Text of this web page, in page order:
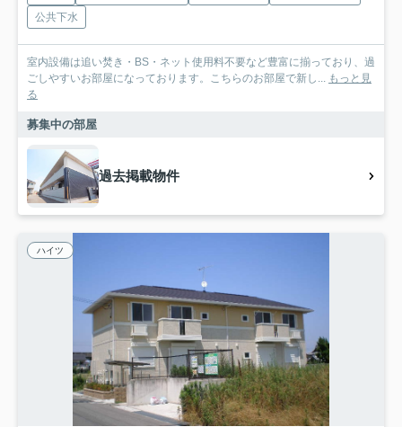
公共下水
室内設備は追い焚き・BS・ネット使用料不要など豊富に揃っており、過
ごしやすいお部屋になっております。こちらのお部屋で新し... もっと見
る
募集中の部屋
過去掲載物件
ハイツ